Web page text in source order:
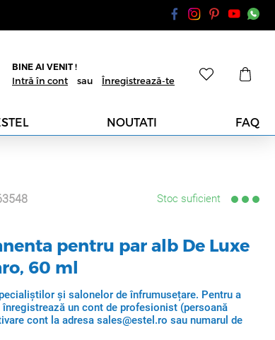
BINE AI VENIT !
Intră în cont sau Înregistrează-te
NOUTATI FAQ
Stoc suficient
pentru par alb De Luxe
60 ml
și salonelor de înfrumusețare. Pentru a
un cont de profesionist (persoană
cont la adresa sales@estel.ro sau numarul de